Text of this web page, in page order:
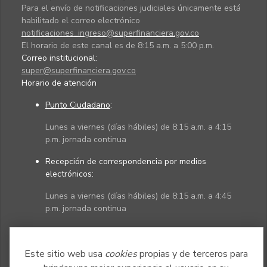
Este sitio web usa cookiespropias y de terceros para
Para el envío de notificaciones judiciales únicamente está
habilitado el correo electrónico
notificaciones_ingreso@superfinanciera.gov.co
El horario de este canal es de 8:15 a.m. a 5:00 p.m.
Correo institucional:
super@superfinanciera.gov.co
Horario de atención
Punto Ciudadano:
Lunes a viernes (días hábiles) de 8:15 a.m. a 4:15
p.m. jornada continua
Recepción de correspondencia por medios
electrónicos:
Lunes a viernes (días hábiles) de 8:15 a.m. a 4:45
p.m. jornada continua